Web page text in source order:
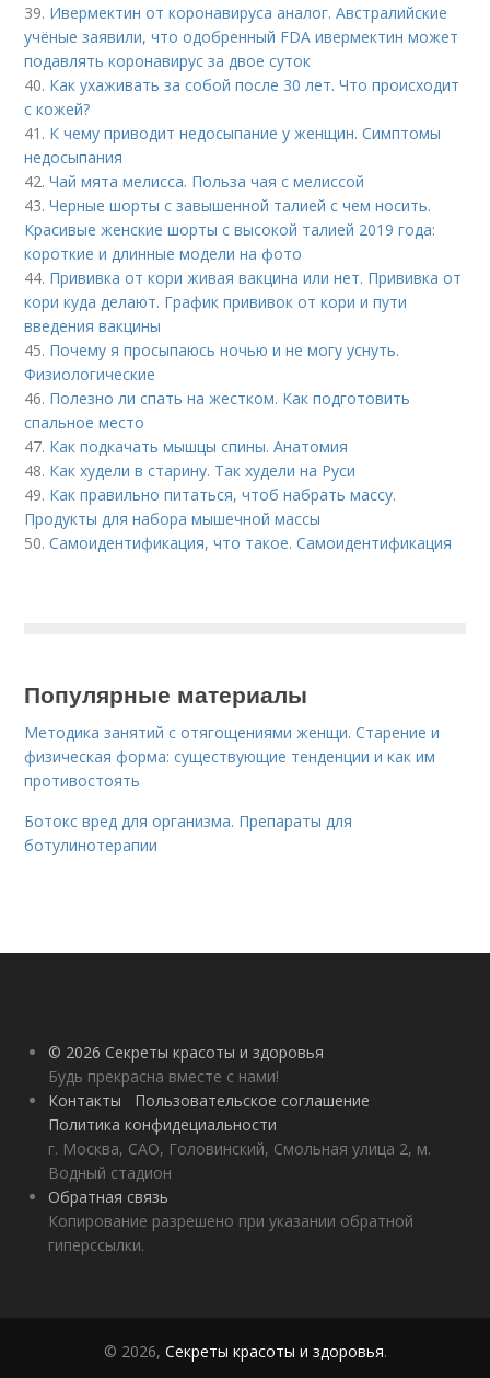
39. Ивермектин от коронавируса аналог. Австралийские
учёные заявили, что одобренный FDA ивермектин может
подавлять коронавирус за двое суток
40. Как ухаживать за собой после 30 лет. Что происходит
с кожей?
41. К чему приводит недосыпание у женщин. Симптомы
недосыпания
42.Чай мята мелисса. Польза чая с мелиссой
43.Черные шорты с завышенной талией с чем носить.
Красивые женские шорты с высокой талией 2019 года:
короткие и длинные модели на фото
44. Прививка от кори живая вакцина или нет. Прививка от
кори куда делают. График прививок от кори и пути
введения вакцины
45. Почему я просыпаюсь ночью и не могу уснуть.
Физиологические
46. Полезно ли спать на жестком. Как подготовить
спальное место
47. Как подкачать мышцы спины. Анатомия
48. Как худели в старину. Так худели на Руси
49. Как правильно питаться, чтоб набрать массу.
Продукты для набора мышечной массы
50.Самоидентификация, что такое. Самоидентификация
Популярные материалы
Методика занятий с отягощениями женщи. Старение и
физическая форма: существующие тенденции и как им
противостоять
Ботокс вред для организма. Препараты для
ботулинотерапии
© 2026 Секреты красоты и здоровья
Будь прекрасна вместе с нами!
Контакты
Пользовательское соглашение
Политика конфидециальности
г. Москва, САО, Головинский, Смольная улица 2, м.
Водный стадион
Обратная связь
Копирование разрешено при указании обратной
гиперссылки.
© 2026, Секреты красоты и здоровья.